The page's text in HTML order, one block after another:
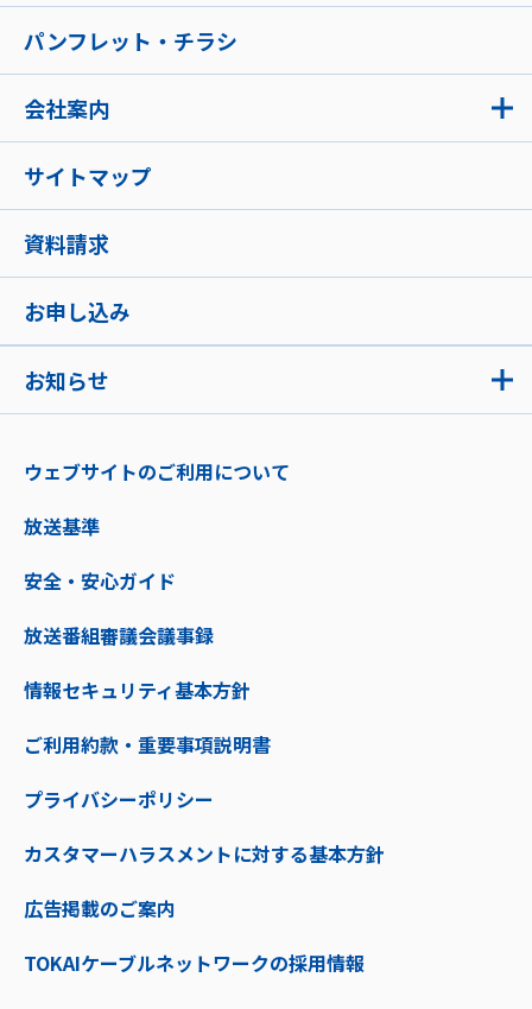
お知らせ
パンフレット・チラシ
会社案内
サイトマップ
資料請求
お申し込み
ウェブサイトのご利用について
放送基準
安全・安心ガイド
放送番組審議会議事録
情報セキュリティ基本方針
ご利用約款・重要事項説明書
プライバシーポリシー
カスタマーハラスメントに対する基本方針
広告掲載のご案内
TOKAIケーブルネットワークの採用情報